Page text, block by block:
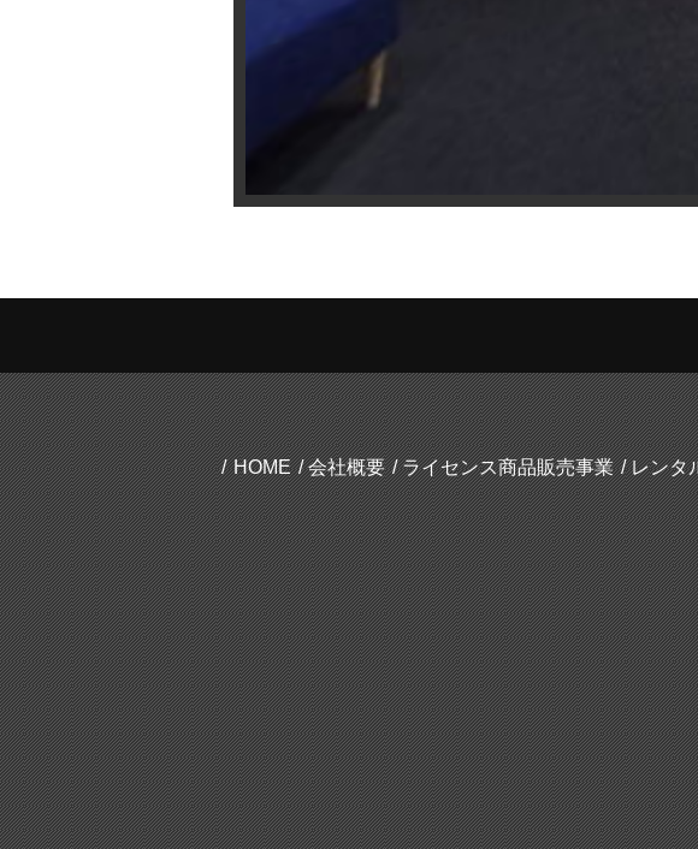
HOME 会社概要 ライセンス商品販売事業 レンタ